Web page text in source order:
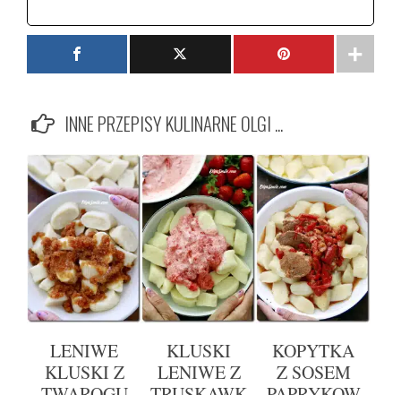
INNE PRZEPISY KULINARNE OLGI ...
LENIWE
KLUSKI Z
KLUSKI
LENIWE Z
KOPYTKA
Z SOSEM